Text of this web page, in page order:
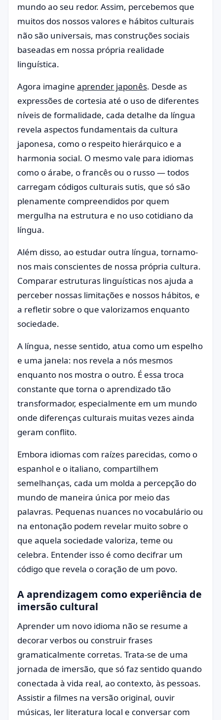
mundo ao seu redor. Assim, percebemos que
muitos dos nossos valores e hábitos culturais
não são universais, mas construções sociais
baseadas em nossa própria realidade
linguística.
Agora imagine aprender japonês. Desde as
expressões de cortesia até o uso de diferentes
níveis de formalidade, cada detalhe da língua
revela aspectos fundamentais da cultura
japonesa, como o respeito hierárquico e a
harmonia social. O mesmo vale para idiomas
como o árabe, o francês ou o russo — todos
carregam códigos culturais sutis, que só são
plenamente compreendidos por quem
mergulha na estrutura e no uso cotidiano da
língua.
Além disso, ao estudar outra língua, tornamo-
nos mais conscientes de nossa própria cultura.
Comparar estruturas linguísticas nos ajuda a
perceber nossas limitações e nossos hábitos, e
a refletir sobre o que valorizamos enquanto
sociedade.
A língua, nesse sentido, atua como um espelho
e uma janela: nos revela a nós mesmos
enquanto nos mostra o outro. É essa troca
constante que torna o aprendizado tão
transformador, especialmente em um mundo
onde diferenças culturais muitas vezes ainda
geram conflito.
Embora idiomas com raízes parecidas, como o
espanhol e o italiano, compartilhem
semelhanças, cada um molda a percepção do
mundo de maneira única por meio das
palavras. Pequenas nuances no vocabulário ou
na entonação podem revelar muito sobre o
que aquela sociedade valoriza, teme ou
celebra. Entender isso é como decifrar um
código que revela o coração de um povo.
A aprendizagem como experiência de
imersão cultural
Aprender um novo idioma não se resume a
decorar verbos ou construir frases
gramaticalmente corretas. Trata-se de uma
jornada de imersão, que só faz sentido quando
conectada à vida real, ao contexto, às pessoas.
Assistir a filmes na versão original, ouvir
músicas, ler literatura local e conversar com